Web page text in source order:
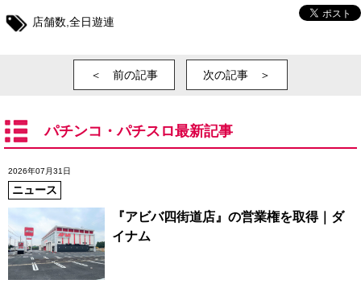
店舗数 全日遊連
＜ 前の記事 次の記事 ＞
パチンコ・パチスロ最新記事
2026年07月31日
ニュース
『アビバ四街道店』の営業権を取得｜ダ
イナム